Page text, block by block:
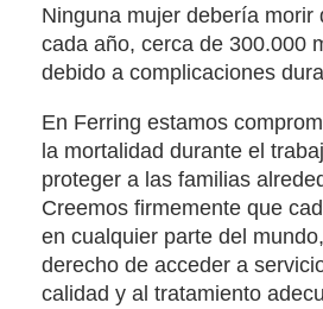
Ninguna mujer debería morir
cada año, cerca de 300.000
debido a complicaciones
En Ferring estamos
la mortalidad durante el
proteger a las familias
Creemos firmemente que
en cualquier parte del
derecho de acceder a
calidad y al tratamiento